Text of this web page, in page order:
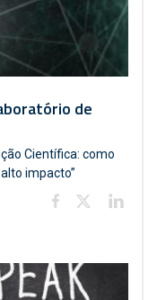
de
Científica: como
impacto”